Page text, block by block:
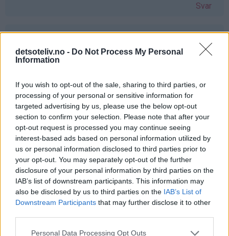
detsoteliv.no - Do Not Process My Personal
Information
If you wish to opt-out of the sale, sharing to third parties, or
processing of your personal or sensitive information for
targeted advertising by us, please use the below opt-out
section to confirm your selection. Please note that after your
opt-out request is processed you may continue seeing
interest-based ads based on personal information utilized by
us or personal information disclosed to third parties prior to
your opt-out. You may separately opt-out of the further
disclosure of your personal information by third parties on the
IAB’s list of downstream participants. This information may
also be disclosed by us to third parties on the IAB’s List of
Downstream Participants that may further disclose it to other
Personal Data Processing Opt Outs
Svar
For en lykke det hadde vært å vinne ❤️
Maya - 24.03.2015 - 05:56
Det hadde vært fantastisk da den minste jenta vår har
fått cøliaki og ikke kan bruke samme vaffeljern som
resten av familien!
Svar
Lena-Marie Tørresvold - 24.03.2015 - 05:56